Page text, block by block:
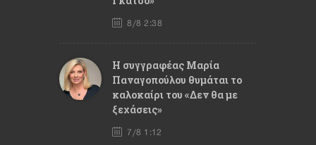
8/8 2:38
Η συγγραφέας Μαρία
Παναγοπούλου θυμάται το
καλοκαίρι του «Δεν θα με
ξεχάσεις»
7/8 1:12